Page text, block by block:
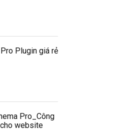
Plugin giá rẻ
Pro_Công
website